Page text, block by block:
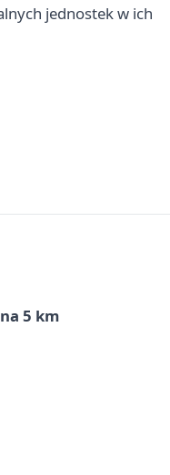
jednostek w ich
5 km